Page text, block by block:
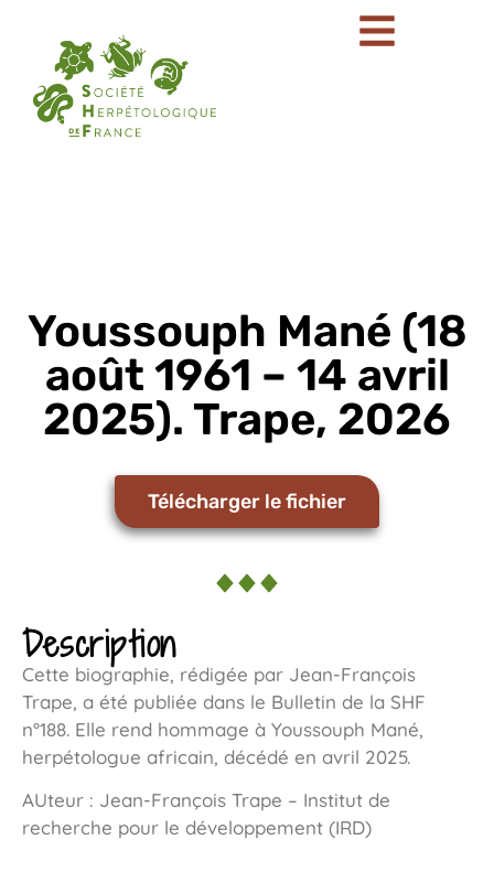
Youssouph Mané (18
août 1961 – 14 avril
2025). Trape, 2026
Télécharger le fichier
Description
Cette biographie, rédigée par Jean-François
Trape, a été publiée dans le Bulletin de la SHF
n°188. Elle rend hommage à Youssouph Mané,
herpétologue africain, décédé en avril 2025.
AUteur : Jean-François Trape – Institut de
recherche pour le développement (IRD)